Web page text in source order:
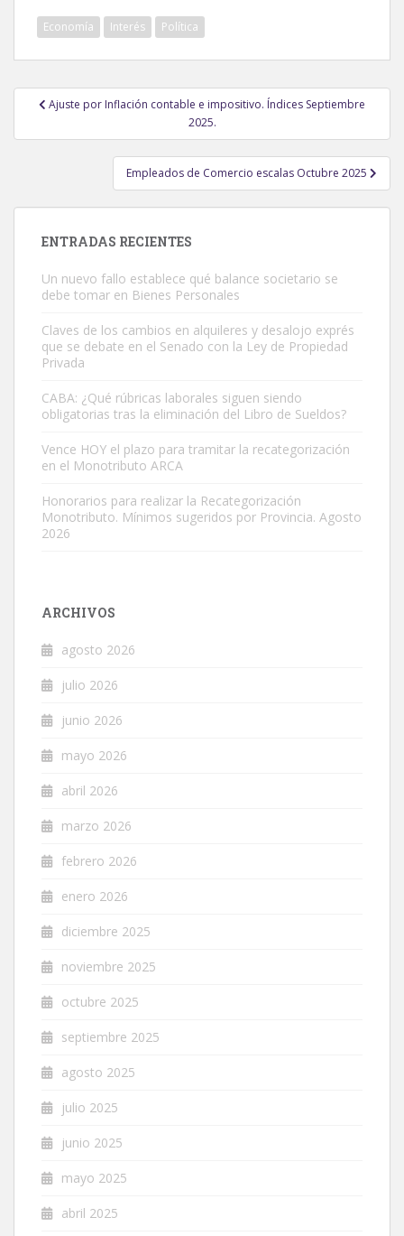
Economía Interés Política
Navegación
entradas
Ajuste por Inflación contable e impositivo. Índices Septiembre
2025.
Empleados de Comercio escalas Octubre 2025
ENTRADAS RECIENTES
Un nuevo fallo establece qué balance societario se
debe tomar en Bienes Personales
Claves de los cambios en alquileres y desalojo exprés
que se debate en el Senado con la Ley de Propiedad
Privada
CABA: ¿Qué rúbricas laborales siguen siendo
obligatorias tras la eliminación del Libro de Sueldos?
Vence HOY el plazo para tramitar la recategorización
en el Monotributo ARCA
Honorarios para realizar la Recategorización
Monotributo. Mínimos sugeridos por Provincia. Agosto
2026
ARCHIVOS
agosto 2026
julio 2026
junio 2026
mayo 2026
abril 2026
marzo 2026
febrero 2026
enero 2026
diciembre 2025
noviembre 2025
octubre 2025
septiembre 2025
agosto 2025
julio 2025
junio 2025
mayo 2025
abril 2025